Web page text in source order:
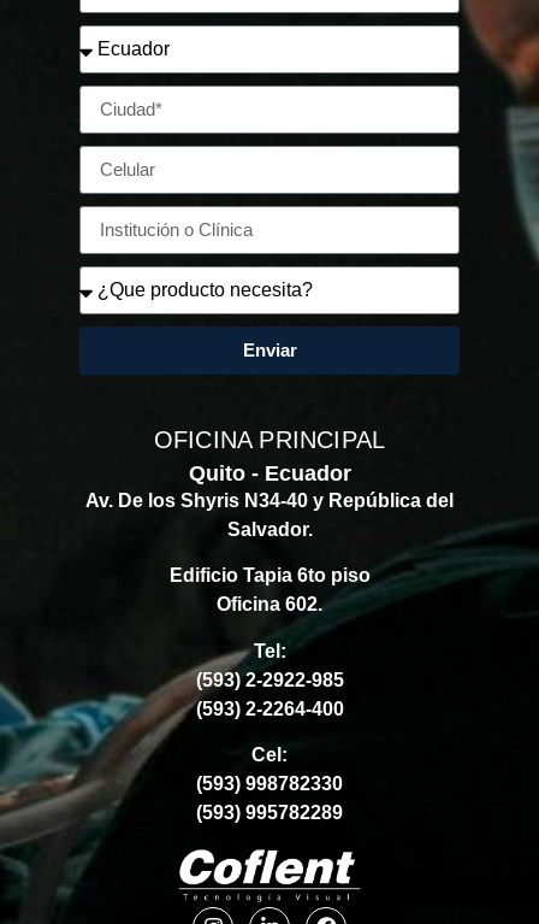
Enviar
OFICINA PRINCIPAL
Quito - Ecuador
Av. De los Shyris N34-40 y República del
Salvador.
Edificio Tapia 6to piso
Oficina 602.
Tel:
(593) 2-2922-985
(593) 2-2264-400
Cel:
(593) 998782330
(593) 995782289